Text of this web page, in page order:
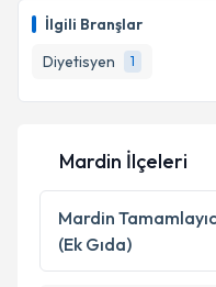
İlgili Branşlar
Diyetisyen
1
takvim
E-posta Adresiniz
Kişisel
Metni
'ni
kapsamda
Mardin İlçeleri
Mardin
(Ek Gıda)